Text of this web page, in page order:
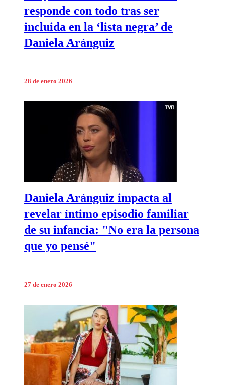
responde con todo tras ser
incluida en la ‘lista negra’ de
Daniela Aránguiz
28 de enero 2026
Daniela Aránguiz impacta al
revelar íntimo episodio familiar
de su infancia: "No era la persona
que yo pensé"
27 de enero 2026